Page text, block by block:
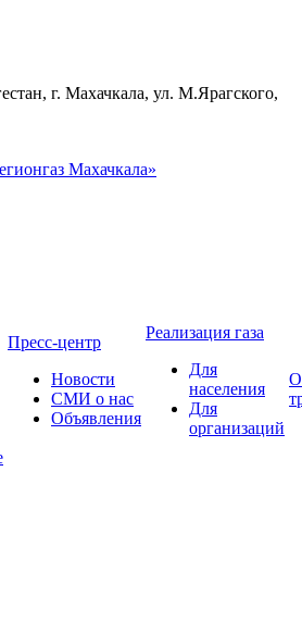
г. Махачкала, ул. М.Ярагского,
Пресс-центр
Новости
СМИ о нас
Объявления
Реализация газа
Для
населения
Для
организаций